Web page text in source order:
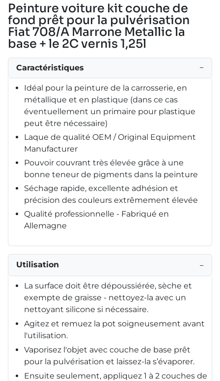
Peinture voiture kit couche de
fond prêt pour la pulvérisation
Fiat 708/A Marrone Metallic la
base + le 2C vernis 1,25l
Caractéristiques −
Idéal pour la peinture de la carrosserie, en
métallique et en plastique (dans ce cas
éventuellement un primaire pour plastique
peut être nécessaire)
Laque de qualité OEM / Original Equipment
Manufacturer
Pouvoir couvrant très élevée grâce à une
bonne teneur de pigments dans la peinture
Séchage rapide, excellente adhésion et
précision des couleurs extrêmement élevée
Qualité professionnelle - Fabriqué en
Allemagne
Utilisation −
La surface doit être dépoussiérée, sèche et
exempte de graisse - nettoyez-la avec un
nettoyant silicone si nécessaire.
Agitez et remuez la pot soigneusement avant
l'utilisation.
Vaporisez l'objet avec couche de base prêt
pour la pulvérisation et laissez-la s’évaporer.
Ensuite seulement, appliquez 1 à 2 couches de